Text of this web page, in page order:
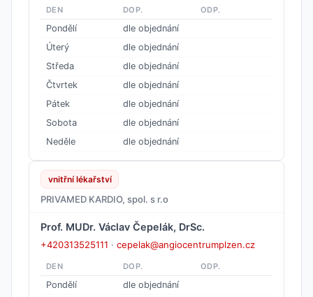
DEN DOP. ODP.
Pondělí
dle objednání
Úterý
dle objednání
Středa
dle objednání
Čtvrtek
dle objednání
Pátek
dle objednání
Sobota
dle objednání
Neděle
dle objednání
vnitřní lékařství
PRIVAMED KARDIO, spol. s r.o
Prof. MUDr. Václav Čepelák, DrSc.
+420313525111 · cepelak@angiocentrumplzen.cz
DEN DOP. ODP.
Pondělí
dle objednání